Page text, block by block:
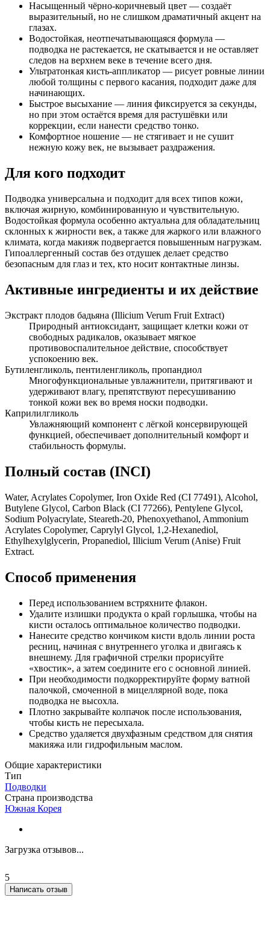
Насыщенный чёрно-коричневый цвет — создаёт
выразительный, но не слишком драматичный акцент на
глазах.
Водостойкая, неотпечатывающаяся формула —
подводка не растекается, не скатывается и не оставляет
следов на верхнем веке в течение всего дня.
Ультратонкая кисть-аппликатор — рисует ровные линии
любой толщины с первого касания, подходит даже для
начинающих.
Быстрое высыхание — линия фиксируется за секунды,
но при этом остаётся время для растушёвки или
коррекции, если нанести средство тонко.
Комфортное ношение — не стягивает и не сушит
нежную кожу век, не вызывает раздражения.
Для кого подходит
Подводка универсальна и подходит для всех типов кожи,
включая жирную, комбинированную и чувствительную.
Водостойкая формула особенно актуальна для обладательниц
склонных к жирности век, а также для жаркого или влажного
климата, когда макияж подвергается повышенным нагрузкам.
Гипоаллергенный состав без отдушек делает средство
безопасным для глаз и тех, кто носит контактные линзы.
Активные ингредиенты и их действие
Экстракт плодов бадьяна (Illicium Verum Fruit Extract)
Природный антиоксидант, защищает клетки кожи от
свободных радикалов, оказывает мягкое
противовоспалительное действие, способствует
успокоению век.
Бутиленгликоль, пентиленгликоль, пропандиол
Многофункциональные увлажнители, притягивают и
удерживают влагу, препятствуют пересушиванию
тонкой кожи век во время носки подводки.
Каприлилгликоль
Увлажняющий компонент с лёгкой консервирующей
функцией, обеспечивает дополнительный комфорт и
стабильность формулы.
Полный состав (INCI)
Water, Acrylates Copolymer, Iron Oxide Red (CI 77491), Alcohol,
Butylene Glycol, Carbon Black (CI 77266), Pentylene Glycol,
Sodium Polyacrylate, Steareth-20, Phenoxyethanol, Ammonium
Acrylates Copolymer, Caprylyl Glycol, 1,2-Hexanediol,
Ethylhexylglycerin, Propanediol, Illicium Verum (Anise) Fruit
Extract.
Способ применения
Перед использованием встряхните флакон.
Удалите излишки продукта о край горлышка, чтобы на
кисти осталось оптимальное количество подводки.
Нанесите средство кончиком кисти вдоль линии роста
ресниц, начиная с внутреннего уголка и двигаясь к
внешнему. Для графичной стрелки прорисуйте
«хвостик», а затем соедините его с основной линией.
При необходимости подкорректируйте форму ватной
палочкой, смоченной в мицеллярной воде, пока
подводка не высохла.
Плотно закрывайте колпачок после использования,
чтобы кисть не пересыхала.
Средство удаляется двухфазным средством для снятия
макияжа или гидрофильным маслом.
Общие характеристики
Тип
Подводки
Страна производства
Южная Корея
Загрузка отзывов...
5
Написать отзыв